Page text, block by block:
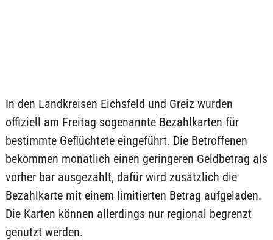
In den Landkreisen Eichsfeld und Greiz wurden
offiziell am Freitag sogenannte Bezahlkarten für
bestimmte Geflüchtete eingeführt. Die Betroffenen
bekommen monatlich einen geringeren Geldbetrag als
vorher bar ausgezahlt, dafür wird zusätzlich die
Bezahlkarte mit einem limitierten Betrag aufgeladen.
Die Karten können allerdings nur regional begrenzt
genutzt werden.